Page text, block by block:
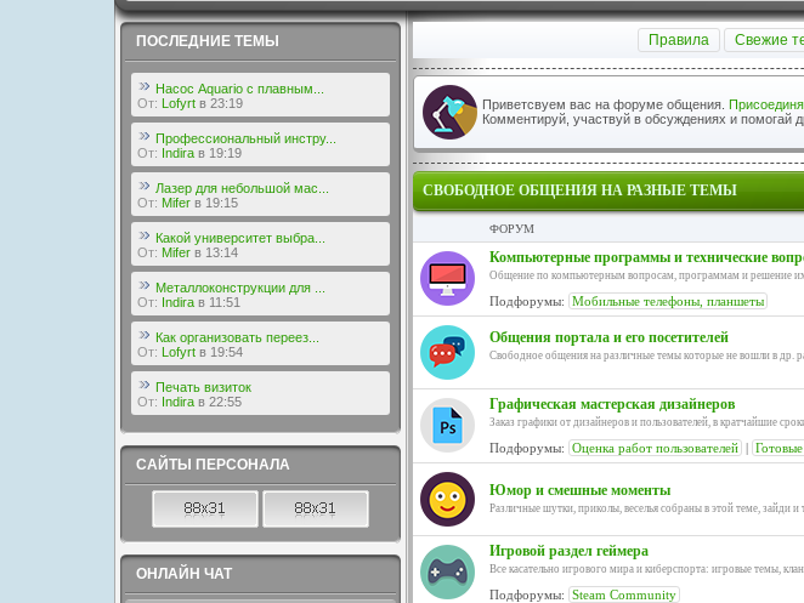
ПОСЛЕДНИЕ ТЕМЫ
Насос Aquario с плавным...
От: Lofyrt в 23:19
Профессиональный инстру...
От: Indira в 19:19
Лазер для небольшой мас...
От: Mifer в 19:15
Какой университет выбра...
От: Mifer в 13:14
Металлоконструкции для ...
От: Indira в 11:51
Как организовать переез...
От: Lofyrt в 19:54
Печать визиток
От: Indira в 22:55
САЙТЫ ПЕРСОНАЛА
ОНЛАЙН ЧАТ
Правила Свежие
Приветсвуем вас на форуме общения.
Комментируй, участвуй в обсуждениях и помогай
СВОБОДНОЕ ОБЩЕНИЯ НА РАЗНЫЕ ТЕМЫ
ФОРУМ
Компьютерные программы и технические
Общение по компьютерным вопросам, программам и решение их
Подфорумы: Мобильные телефоны, планшеты
Общения портала и его посетителей
Свободное общения на различные темы которые не вошли в др.
Графическая мастерская дизайнеров
Заказ графики от дизайнеров и пользователей, в кратчайшие
Подфорумы: Оценка работ пользователей |
Юмор и смешные моменты
Различные шутки, приколы, веселья собраны в этой теме, зайди и
Игровой раздел геймера
Все касательно игрового мира и киберспорта: игровые темы,
Подфорумы: Steam Community